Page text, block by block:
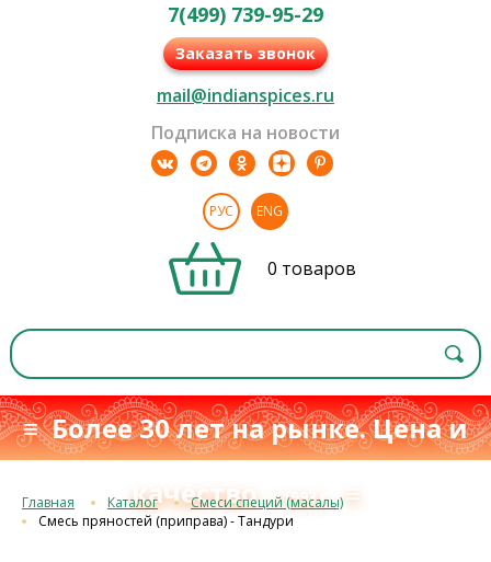
7(499) 739-95-29
Заказать звонок
mail@indianspices.ru
Подписка на новости
РУС ENG
0 товаров
≡ Более 30 лет на рынке. Цена и
качествос 1993 г.≡
Главная Каталог
Смеси специй (масалы)
Смесь пряностей (приправа) - Тандури